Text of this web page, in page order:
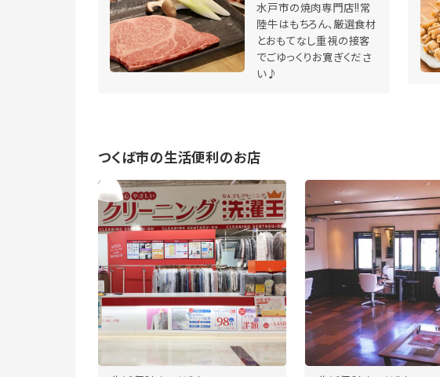
水戸市の焼肉専門店!!常
陸牛はもちろん、厳選食材
とおもてなし重視の接客
でごゆっくりお寛ぎくださ
い♪
つくば市の生活便利のお店